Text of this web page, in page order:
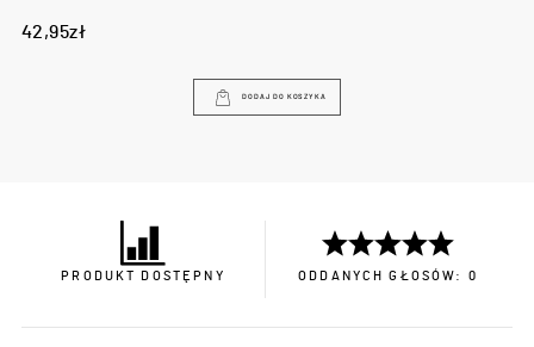
42,95zł
DODAJ DO KOSZYKA
PRODUKT DOSTĘPNY ODDANYCH GŁOSÓW: 0